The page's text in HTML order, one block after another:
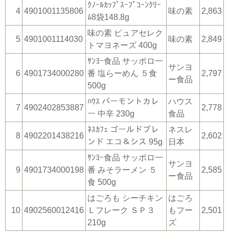
4 4901001135806
ｸﾉｰﾙｶｯﾌﾟｽｰﾌﾟｺｰﾝｸﾘｰ
ﾑ8袋148.8g
味の素 2,863
5 4901001114030
味の素 ピュアセレク
トマヨネーズ 400g
味の素 2,849
6 4901734000280
ｻﾝﾖｰ食品 サッポロ一
番 塩らーめん ５食
500g
サンヨ
ー食品
2,797
7 4902402853887
ﾊｳｽ バーモントカレ
ー 中辛 230g
ハウス
食品
2,778
8 4902201438216
ﾈｽｶﾌｪ ゴールドブレ
ンド エコ＆シス 95g
ネスレ
日本
2,602
9 4901734000198
ｻﾝﾖｰ食品 サッポロ一
番 みそラーメン ５
食 500g
サンヨ
ー食品
2,585
10 4902560012416
はごろも シーチキン
Ｌフレーク ＳＰ３
210g
はごろ
もフー
ズ
2,501